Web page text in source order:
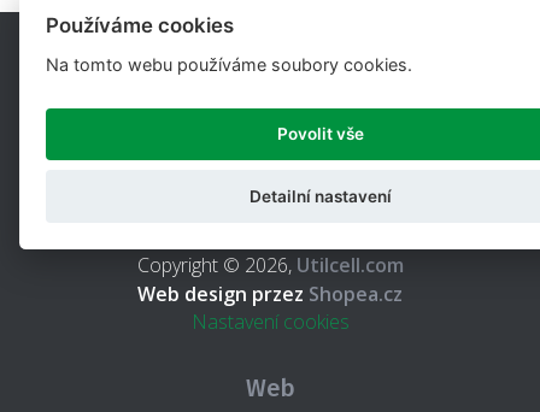
ważenia elektronicznego i pomiaru siły dla przemysłu.
Copyright © 2026, Utilcell.com
Web design przez Shopea.cz
Nastavení cookies
Web
Používáme cookies
Na tomto webu používáme soubory cookies.
Povolit vše
Detailní nastavení